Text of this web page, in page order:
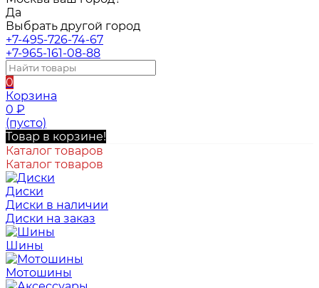
Да
Выбрать другой город
+7-495-726-74-67
+7-965-161-08-88
0
Корзина
0 ₽
(пусто)
Товар в корзине!
Каталог товаров
Каталог товаров
Диски
Диски в наличии
Диски на заказ
Шины
Мотошины